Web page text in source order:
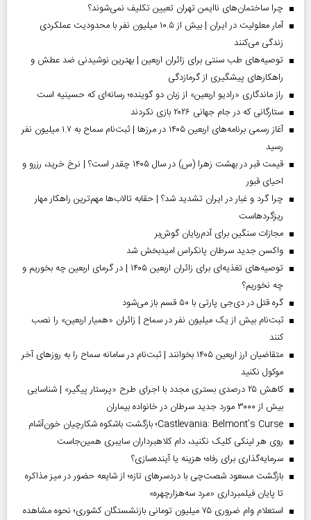
چرا ساختمان‌های ناایمن تهران تعیین تکلیف نمی‌شوند؟
آمار معلولیت در ایران | بیش از ۱۰.۵ میلیون نفر با محدودیت عملکردی
زندگی می‌کنند
توصیه‌های طب سنتی برای زائران اربعین | بهترین نوشیدنی ضد عطش و
راهکارهای پیشگیری از گرمازدگی
راز ماندگاری «رادیو اربعین» از زبان دو گوینده؛ رسانه‌ای که حسینیه است
ستارگانی که در جام جهانی ۲۰۲۶ بازی نکردند
آغاز رسمی برنامه‌های اربعین ۱۴۰۵ در مرز‌ها | ثبت‌نام سماح به ۱.۷ میلیون نفر
رسید
قیمت قبر در بهشت زهرا (س) در سال ۱۴۰۵ چقدر است؟ | نرخ خرید، رزرو و
احیای قبور
چرا گرد و غبار در ایران تشدید شد؟ | حقابه تالاب‌ها مهم‌ترین راهکار مهار
ریزگردهاست
مجازات سنگین برای آدم‌ربایان گوش‌بر
واکسن جدید سرطان پانکراس امیدبخش شد
توصیه‌های تغذیه‌ای برای زائران اربعین ۱۴۰۵ | در گرمای اربعین چه بخوریم و
چه نخوریم؟
گره قتل در دی‌جی پارتی با ۵۰ قسم باز می‌شود
ثبت‌نام بیش از یک میلیون نفر در سماح | زائران «همیار اربعین» را نصب
کنند
متقاضیان ارز اربعین ۱۴۰۵ بخوانند | ثبت‌نام در سامانه سماح را به روز‌های آخر
موکول نکنید
کاهش ۲۵ درصدی بستری مجدد با اجرای طرح «پرستار پیگیر» | شناسایی
بیش از ۳۰۰۰ مورد جدید سرطان در خانواده بیماران
Castlevania: Belmont’s Curse؛ بازگشت باشکوه شکارچیان خون‌آشام
روی هر لینکی کلیک نکنید، دام کلاهبرداران سایبری همین‌جاست
سرمایه‌گذاری برای رفاه؛ هزینه یا آینده‌سازی؟
بازگشت مسعود شصت‌چی با دردسر‌های تازه؛ از شایعه حضور در میز مذاکره
تا پایان فیلمبرداری «مرد سه‌هزارچهره»
استعلام وام ضروری ۷۵ میلیون تومانی بازنشستگان کشوری؛ نحوه مشاهده